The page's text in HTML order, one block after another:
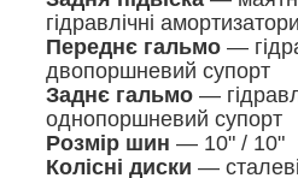
гідравлічні амортизатори
Переднє гальмо —
двопоршневий супорт
Заднє гальмо —
однопоршневий супорт
Розмір шин — 10" / 10"
Колісні диски — сталеві